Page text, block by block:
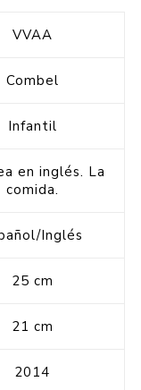
VVAA
Combel
Infantil
en inglés. La
comida.
Inglés
25 cm
21 cm
2014